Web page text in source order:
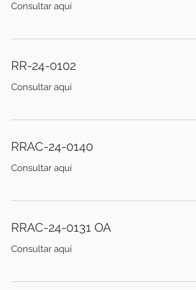
Consultar aquí
RR-24-0102
Consultar aquí
RRAC-24-0140
Consultar aquí
RRAC-24-0131 OA
Consultar aquí